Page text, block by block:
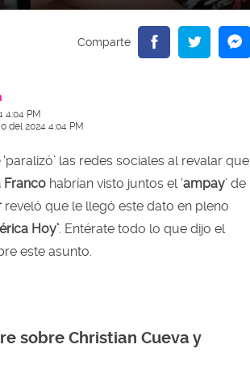
4:04 PM
del 2024 4:04 PM
‘paralizó’ las redes sociales al revalar que
Franco habrían visto juntos el ‘ampay’ de
reveló que le llegó este dato en pleno
Hoy’ . Entérate todo lo que dijo el
este asunto.
sobre Christian Cueva y